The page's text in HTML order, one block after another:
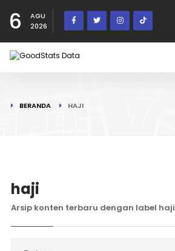
6
AGU
2026
BERANDA HAJI
haji
Arsip konten terbaru dengan label haji